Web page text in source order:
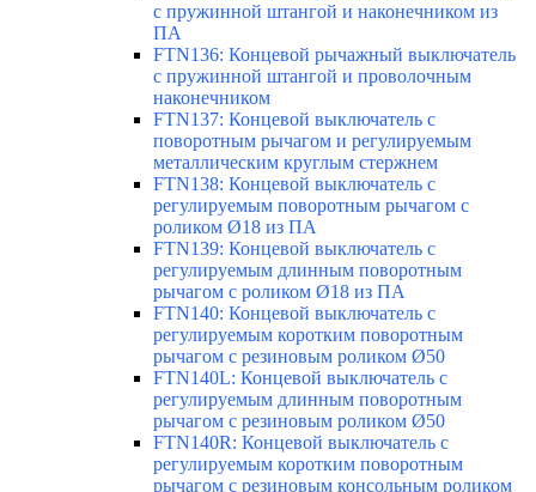
с пружинной штангой и наконечником из
ПА
FTN136: Концевой рычажный выключатель
с пружинной штангой и проволочным
наконечником
FTN137: Концевой выключатель с
поворотным рычагом и регулируемым
металлическим круглым стержнем
FTN138: Концевой выключатель с
регулируемым поворотным рычагом с
роликом Ø18 из ПА
FTN139: Концевой выключатель с
регулируемым длинным поворотным
рычагом с роликом Ø18 из ПА
FTN140: Концевой выключатель с
регулируемым коротким поворотным
рычагом с резиновым роликом Ø50
FTN140L: Концевой выключатель с
регулируемым длинным поворотным
рычагом с резиновым роликом Ø50
FTN140R: Концевой выключатель с
регулируемым коротким поворотным
рычагом с резиновым консольным роликом